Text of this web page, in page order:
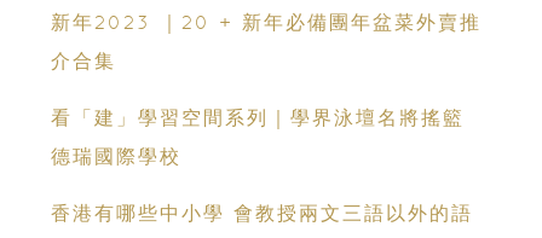
新年2023 ｜20 + 新年必備團年盆菜外賣推
介合集
看「建」學習空間系列｜學界泳壇名將搖籃
德瑞國際學校
香港有哪些中小學 會教授兩文三語以外的語